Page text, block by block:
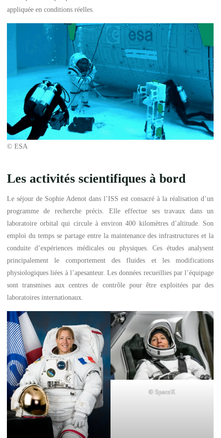
appliquée en conditions réelles.
© ESA
Les activités scientifiques à bord
Le séjour de Sophie Adenot dans l’ISS est consacré à la réalisation d’un
programme de recherche précis. Elle effectue ses travaux dans un
laboratoire orbital qui circule à environ 400 kilomètres d’altitude. Son
emploi du temps se partage entre la maintenance des infrastructures et la
conduite d’expériences médicales ou physiques. Ces études analysent
principalement le comportement des fluides et les modifications
physiologiques liées à l’apesanteur. Les données recueillies par l’équipage
sont transmises aux centres de contrôle pour être exploitées par des
laboratoires internationaux.
© SpaceX